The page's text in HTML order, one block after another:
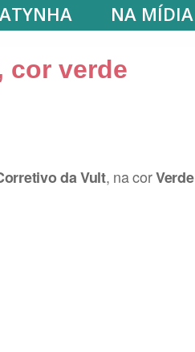
NA MÍDIA
cor verde
da Vult, na corVerde